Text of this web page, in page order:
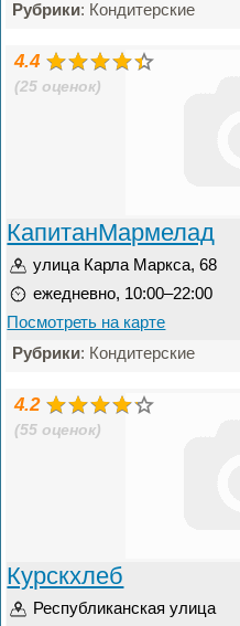
Рубрики: Кондитерские
4.4
(25 оценок)
КапитанМармелад
улица Карла Маркса, 68
ежедневно, 10:00–22:00
Посмотреть на карте
Рубрики: Кондитерские
4.2
(55 оценок)
Курскхлеб
Республиканская улица